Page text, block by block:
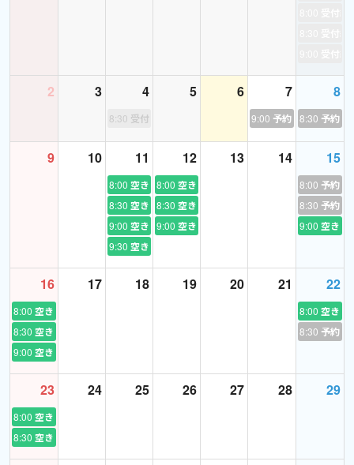
切です。
・可能なかぎりビデオはオンでお願いします。Lets’s chat face to
・レッスン予約時に学びたい内容や目標をお知らせいただけます
より効果的なレッスンをご提供できます。フリートークでは特に
お知らせは必要ありません。
・日本語でのサポートも行いますのでリラックスしてレッスンに
参加してください。
＜My Aim＞
英語講師としての経験は浅いですが、レッスンを受けてくださる
方へは私なりに精一杯務めさせていただきます。25分のレッスン
を受けて楽しかった！英語てこういう言い方や言い回しフレーズ
があるんだと学んでいけたら嬉しいです！
and productive English lesson:)
Let’s study together and rediscover the joy of learning English :)
2 3 4
8:30 受付終了
5 6 7
9:00 予約あり
8
8:30 予約あ
9 10 11
8:00 空き
8:30 空き
9:00 空き
9:30 空き
12
8:00 空き
8:30 空き
9:00 空き
13 14 15
8:00 予約あ
8:30 予約あ
9:00 空き
16
8:00 空き
8:30 空き
9:00 空き
17 18 19 20 21 22
8:00 空き
8:30 予約あ
23
8:00 空き
8:30 空き
24 25 26 27 28 29